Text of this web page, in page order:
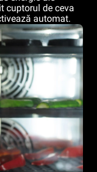
cuptorul de ceva
automat.